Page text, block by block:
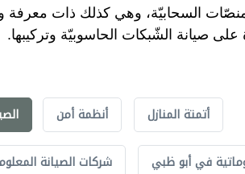
السحابيّة، وهي كذلك ذات معرفة
صيانة الشّبكات الحاسوبيّة وتركيبها.
أنظمة أمن أتمتة المنازل
شركات الصيانة في أبو ظبي